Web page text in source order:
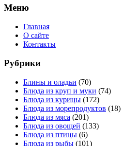
Меню
Главная
О сайте
Контакты
Рубрики
Блины и оладьи (70)
Блюда из круп и муки (74)
Блюда из курицы (172)
Блюда из морепродуктов (18)
Блюда из мяса (201)
Блюда из овощей (133)
Блюда из птицы (6)
Блюда из рыбы (101)